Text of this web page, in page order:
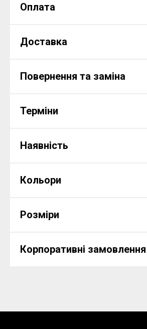
Оплата
Доставка
Повернення та заміна
Терміни
Наявність
Кольори
Розміри
Корпоративні замовлення